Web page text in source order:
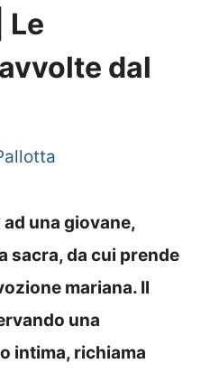
Le
dal
una giovane,
sacra, da cui prende
mariana. Il
una
intima, richiama